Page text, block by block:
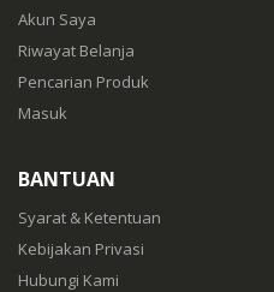
Akun Saya
Riwayat Belanja
Pencarian Produk
Masuk
BANTUAN
Syarat & Ketentuan
Kebijakan Privasi
Hubungi Kami